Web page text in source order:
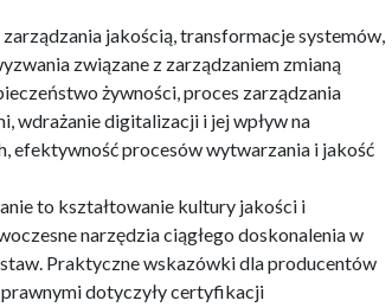
jakością, transformacje systemów,
związane z zarządzaniem zmianą
żywności, proces zarządzania
wdrażanie digitalizacji i jej wpływ na
efektywność procesów wytwarzania i jakość
to kształtowanie kultury jakości i
narzędzia ciągłego doskonalenia w
Praktyczne wskazówki dla producentów
dotyczyły certyfikacji